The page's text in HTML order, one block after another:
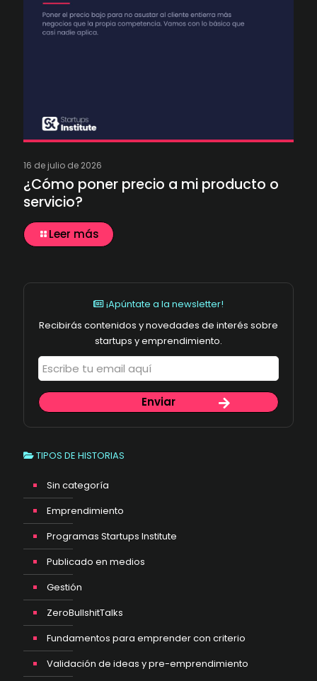
16 de julio de 2026
¿Cómo poner precio a mi producto o
servicio?
Leer más
¡Apúntate a la newsletter!
Recibirás contenidos y novedades de interés sobre
startups y emprendimiento.
TIPOS DE HISTORIAS
Sin categoría
Emprendimiento
Programas Startups Institute
Publicado en medios
Gestión
ZeroBullshitTalks
Fundamentos para emprender con criterio
Validación de ideas y pre-emprendimiento